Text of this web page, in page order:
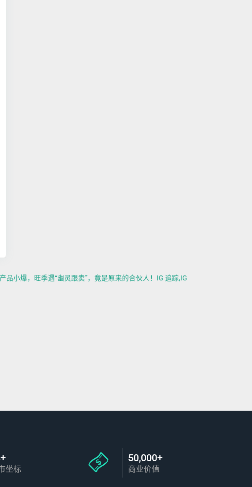
品小爆，旺季遇“幽灵跟卖”，竟是原来的合伙人！IG 追踪,IG
坐标
50,000+
商业价值